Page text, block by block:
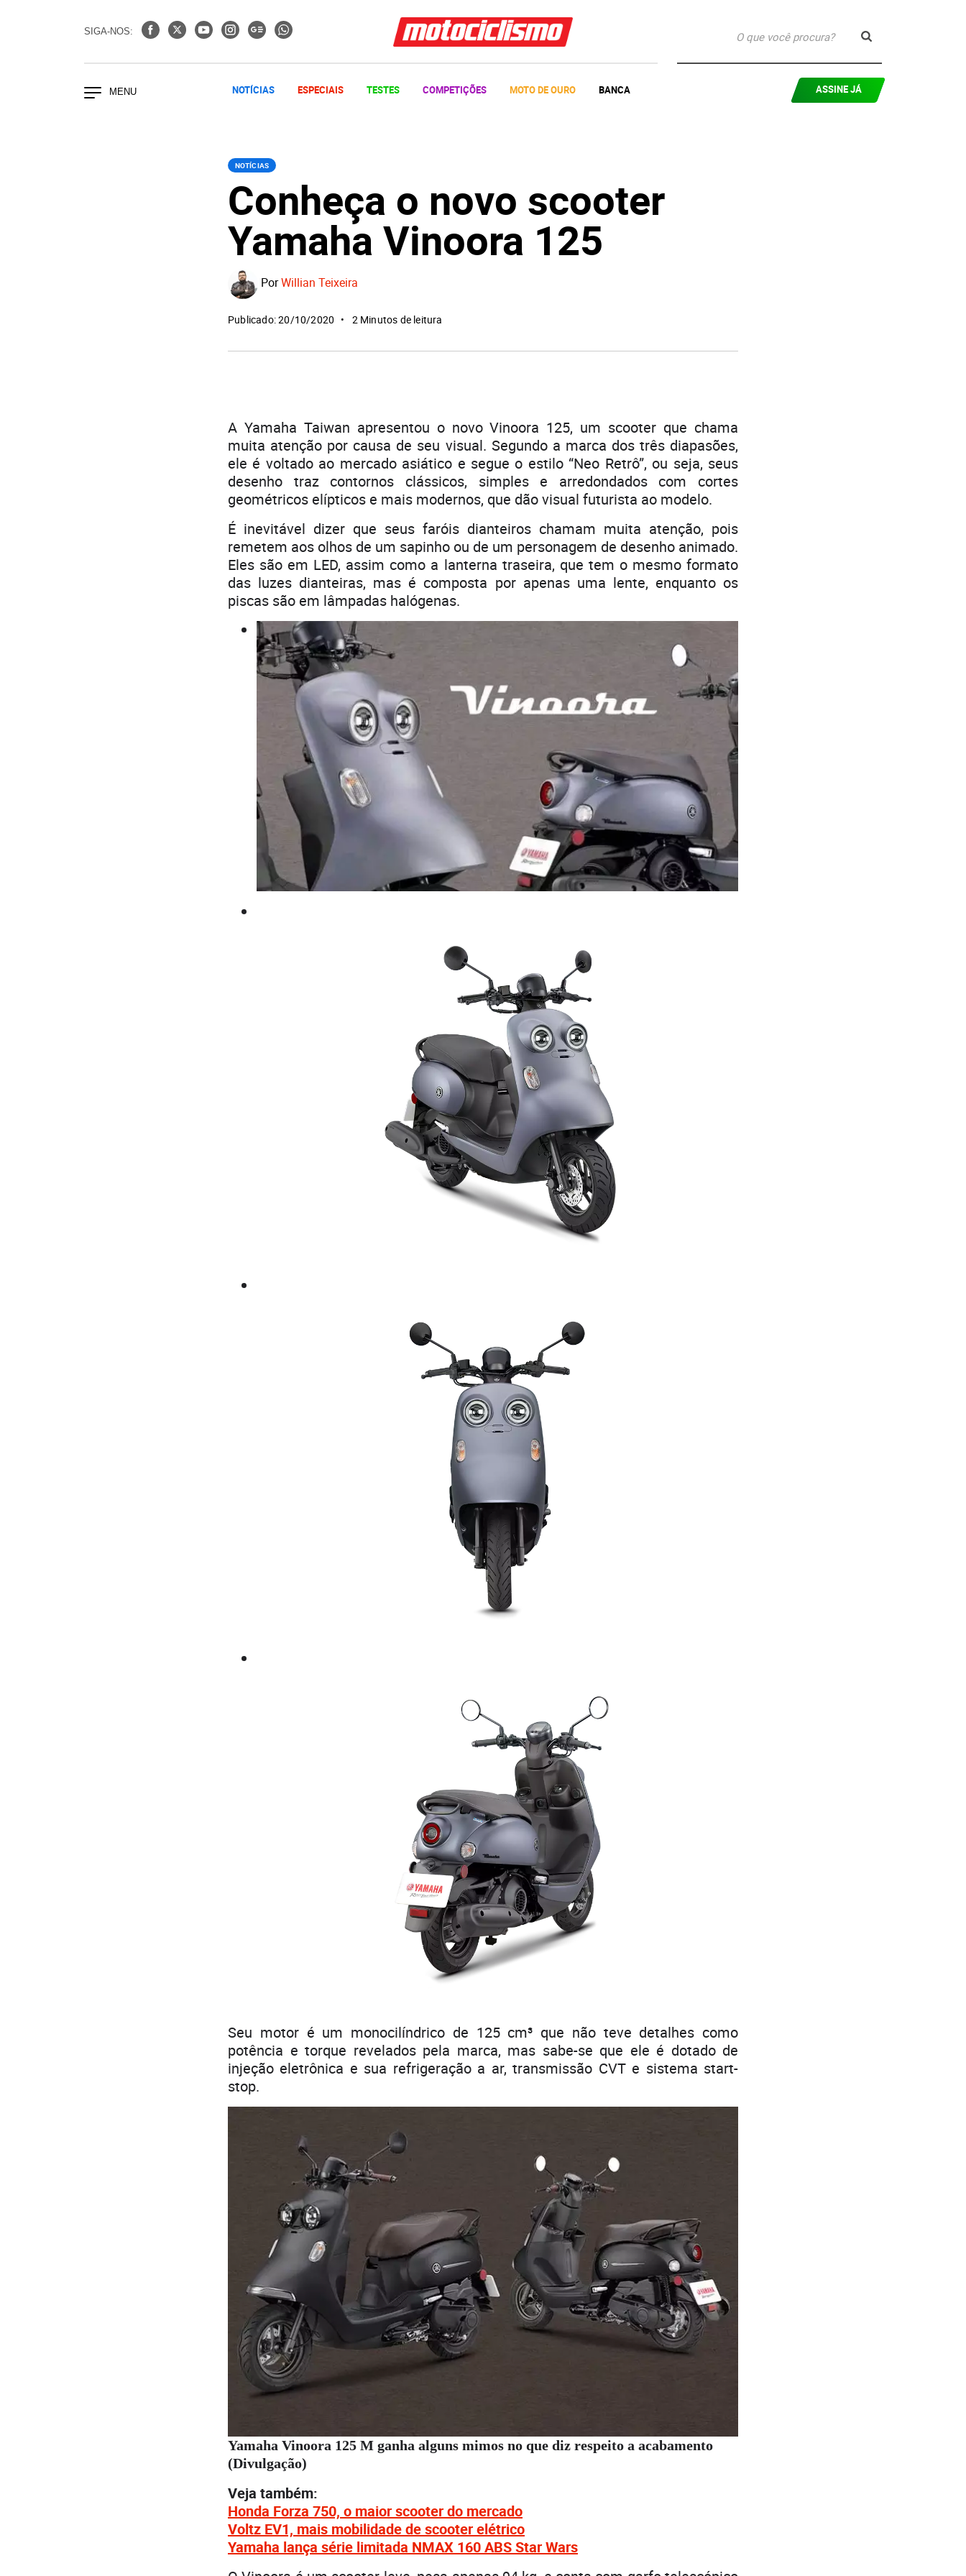
SIGA-NOS:
NOTÍCIAS ESPECIAIS TESTES COMPETIÇÕES MOTO DE OURO BANCA ASSINE JÁ
NOTÍCIAS
Conheça o novo scooter
Yamaha Vinoora 125
PorWillian Teixeira
Publicado: 20/10/2020 2 Minutos de leitura
A Yamaha Taiwan apresentou o novo Vinoora 125, um scooter que chama
muita atenção por causa de seu visual. Segundo a marca dos três diapasões,
ele é voltado ao mercado asiático e segue o estilo “Neo Retrô”, ou seja, seus
desenho traz contornos clássicos, simples e arredondados com cortes
geométricos elípticos e mais modernos, que dão visual futurista ao modelo.
É inevitável dizer que seus faróis dianteiros chamam muita atenção, pois
remetem aos olhos de um sapinho ou de um personagem de desenho animado.
Eles são em LED, assim como a lanterna traseira, que tem o mesmo formato
das luzes dianteiras, mas é composta por apenas uma lente, enquanto os
piscas são em lâmpadas halógenas.
Seu motor é um monocilíndrico de 125 cm³ que não teve detalhes como
potência e torque revelados pela marca, mas sabe-se que ele é dotado de
injeção eletrônica e sua refrigeração a ar, transmissão CVT e sistema start-
stop.
Yamaha Vinoora 125 M ganha alguns mimos no que diz respeito a acabamento
(Divulgação)
Veja também:
Honda Forza 750, o maior scooter do mercado
Voltz EV1, mais mobilidade de scooter elétrico
Yamaha lança série limitada NMAX 160 ABS Star Wars